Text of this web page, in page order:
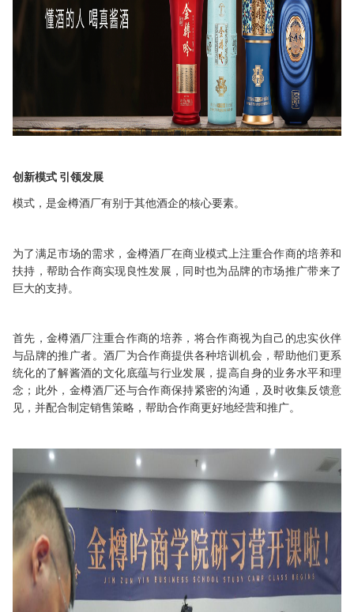
创新模式 引领发展
模式 ， 是金樽酒厂有别于其他酒企的核心要素。
为了满足市场的需求， 金樽酒厂在商业模式上注重合作商的培养和
扶持，帮助合作商实现良性发展，同时也为品牌的市场推广带来了
巨大的支持。
首先，金樽酒厂注重合作商的培养，将合作商视为自己的忠实伙伴
与品牌的推广者。 酒厂为合作商提供各种培训机会，帮助他们更系
统化的了解酱酒的文化底蕴与行业发展 ，提高自身的业务水平和理
念；此外， 金樽酒厂还与合作商保持紧密的沟通，及时收集反馈意
见，并配合制定销售策略，帮助合作商更好地经营和推广。